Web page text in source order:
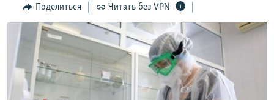
поискуИНФОГРАФИКА
ТЕЛЕПРОЕКТ КРЫМ.РЕАЛИИ
СОВЕТЫ ПРАВОЗАЩИТНИКОВ
ПРОПАВШИЕ БЕЗ ВЕСТИ
ПОБЕДИТЕЛЕЙ НЕ СУДЯТ?
КАК ОБОЙТИ БЛОКИРОВКУ
Українською
Qırımtatar
ПРИСОЕДИНЯЙТЕСЬ!
Поделиться Читать без VPN